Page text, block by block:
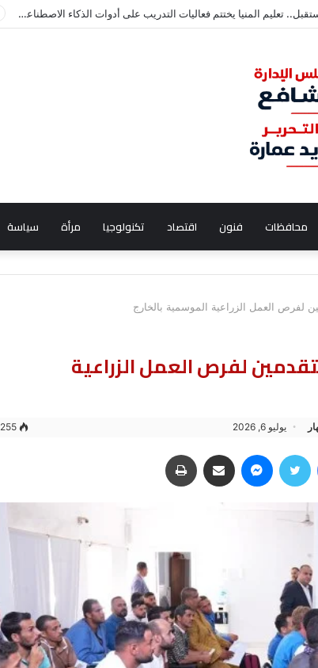
تعليم المنيا يختتم فعاليات التدريب على أدوات الذكاء الاصطناعي لطلاب الإعدادية
محافظات فنون اقتصاد تكنولوجيا مرأة سياسة
لفرص العمل الزراعية الموسمية بالخارج
لفرص العمل الزراعية
يوليو 6, 2026 255
فيسبوك تويتر ماسنجر مشاركة عبر البريد